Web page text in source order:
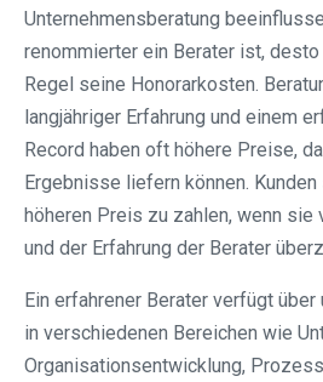
Unternehmensberatung
renommierter ein Berater ist,
Regel seine Honorarkosten.
langjähriger Erfahrung und einem
Record haben oft höhere Preise,
Ergebnisse liefern können.
höheren Preis zu zahlen, wenn sie
und der Erfahrung der Berater
Ein erfahrener Berater verfügt
in verschiedenen Bereichen wie
Organisationsentwicklung,